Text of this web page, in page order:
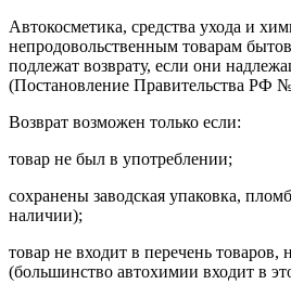
Автокосметика, средства ухода и
непродовольственным товарам
подлежат возврату, если они
(Постановление Правительства РФ
Возврат возможен только если:
товар не был в употреблении;
сохранены заводская упаковка,
наличии);
товар не входит в перечень
(большинство автохимии входит в